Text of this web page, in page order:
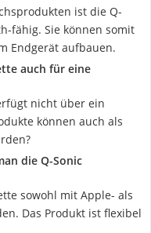
ist die Q-
fähig. Sie können somit
Endgerät aufbauen.
auch für eine
nicht über ein
können auch als
die Q-Sonic
sowohl mit Apple- als
Das Produkt ist flexibel